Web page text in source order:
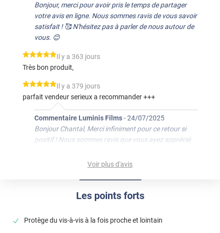
Les points forts
Protège du vis-à-vis à la fois proche et lointain
Bonjour, merci pour avoir pris le temps de partager
votre avis en ligne. Nous sommes ravis de vous savoir
satisfait ! 🥰 N'hésitez pas à parler de nous autour de
vous. 😊
*****
Il y a 363 jours
Très bon produit,
*****
Il y a 379 jours
parfait vendeur serieux a recommander +++
Commentaire Luminis Films-24/07/2025
Bonjour Chantal, Merci infiniment pour ce retour si
positif ! Nous sommes ravis que vous ayez apprécié
journée, L'équipe Luminis Films
Il y a 695 jours
Pose facile, dimension respectée, parfait !
Reste de trace gouttes sous le film qui ne part pas
Voir plus d'avis